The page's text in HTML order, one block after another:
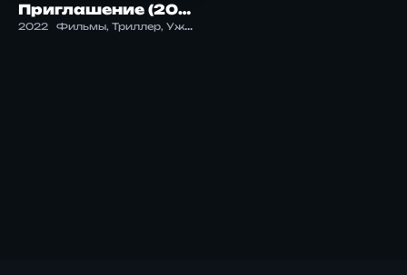
Приглашение (2022)
2022 Фильмы, Триллер, Ужасы